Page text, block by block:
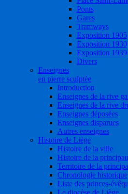
Ponts
Gares
Tramways
Exposition 1905
Exposition 1930
Exposition 1939
Divers
Enseignes
en pierre sculptée
Introduction
Enseignes de la rive
Enseignes de la rive
Enseignes déposées
Enseignes disparues
Autres enseignes
Histoire de Liège
Histoire de la ville
Histoire de la
Territoire de la
Chronologie historique
Liste des princes-